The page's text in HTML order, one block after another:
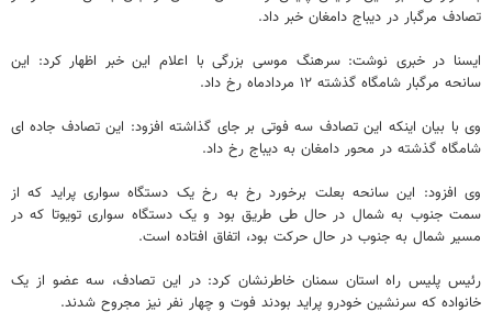
تصادف مرگبار در دیباج دامغان خبر داد.
ایسنا در خبری نوشت: سرهنگ موسی بزرگی با اعلام این خبر اظهار کرد: این
سانحه مرگبار شامگاه گذشته ۱۲ مردادماه رخ داد.
وی با بیان اینکه این تصادف سه فوتی بر جای گذاشته افزود: این تصادف جاده ای
شامگاه گذشته در محور دامغان به دیباج رخ داد.
وی افزود: این سانحه بعلت برخورد رخ به رخ یک دستگاه سواری پراید که از
سمت جنوب به شمال در حال طی طریق بود و یک دستگاه سواری تویوتا که در
مسیر شمال به جنوب در حال حرکت بود، اتفاق افتاده است.
رئیس پلیس راه استان سمنان خاطرنشان کرد: در این تصادف، سه عضو از یک
خانواده که سرنشین خودرو پراید بودند فوت و چهار نفر نیز مجروح شدند.